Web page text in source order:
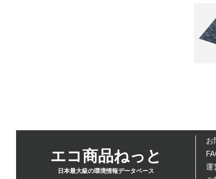
21.
エコ商品ねっと
日本最大級の環境情報データベース
お
運